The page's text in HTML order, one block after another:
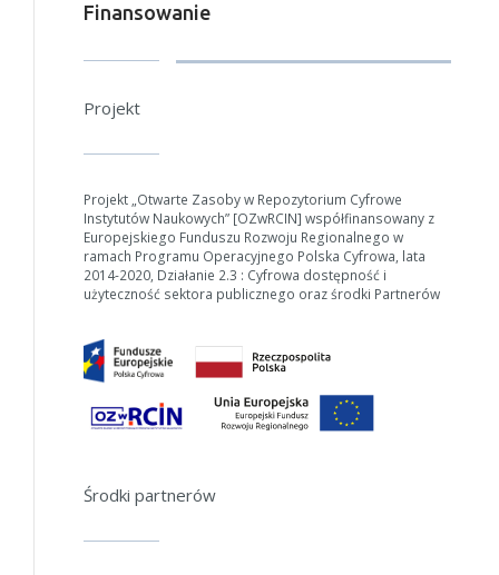
Finansowanie
Projekt
Projekt „Otwarte Zasoby w Repozytorium Cyfrowe
Instytutów Naukowych” [OZwRCIN] współfinansowany z
Europejskiego Funduszu Rozwoju Regionalnego w
ramach Programu Operacyjnego Polska Cyfrowa, lata
2014-2020, Działanie 2.3 : Cyfrowa dostępność i
użyteczność sektora publicznego oraz środki Partnerów
Środki partnerów